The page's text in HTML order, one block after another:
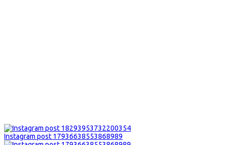
Instagram post 17936638553868989